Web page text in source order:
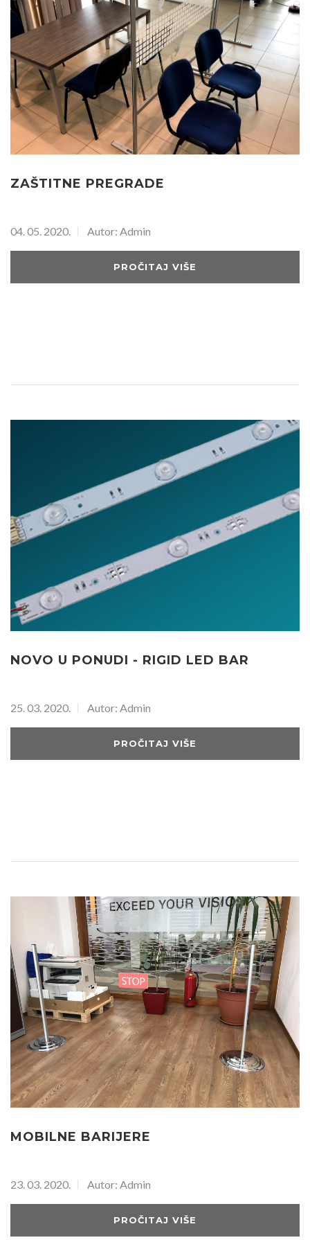
ZAŠTITNE PREGRADE
04. 05. 2020. Autor: Admin
PROČITAJ VIŠE
NOVO U PONUDI - RIGID LED BAR
25. 03. 2020. Autor: Admin
PROČITAJ VIŠE
MOBILNE BARIJERE
23. 03. 2020. Autor: Admin
PROČITAJ VIŠE